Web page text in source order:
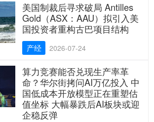
美国制裁后寻求破局 Antilles
Gold（ASX：AAU）拟引入美
国投资者重构古巴项目结构
产经 2026-07-24
算力竞赛能否兑现生产率革
命？华尔街拷问AI万亿投入 中
国低成本开放模型正在重塑估
值坐标 大幅暴跌后AI板块或迎
企稳反弹